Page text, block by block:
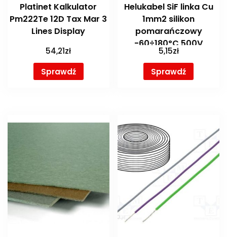
Platinet Kalkulator
Pm222Te 12D Tax Mar 3
Lines Display
54,21zł
Sprawdź
Helukabel SiF linka Cu
1mm2 silikon
pomarańczowy
-60÷180°C 500V
[23509]
5,15zł
Sprawdź